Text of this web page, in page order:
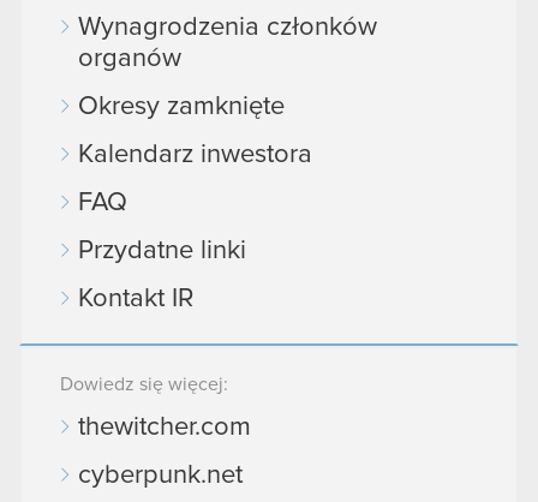
Wynagrodzenia członków
organów
Okresy zamknięte
Kalendarz inwestora
FAQ
Przydatne linki
Kontakt IR
Dowiedz się więcej:
thewitcher.com
cyberpunk.net